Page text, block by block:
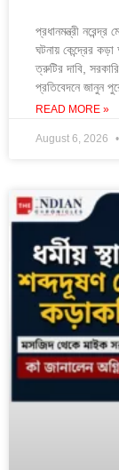
প্রধানমন্ত্রী
ঘটনায় কেন্দ্রের
ত্রুটির দাবি,
প্রতিবেদনে জানুন
READ MORE »
August 6, 2026